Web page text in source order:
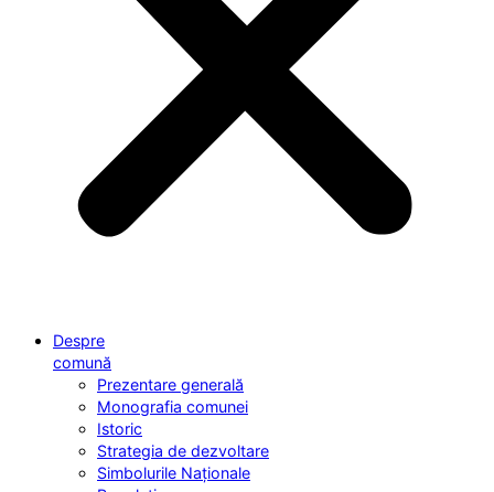
Despre
comună
Prezentare generală
Monografia comunei
Istoric
Strategia de dezvoltare
Simbolurile Naționale